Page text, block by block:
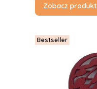
Zobacz produkt
Bestseller